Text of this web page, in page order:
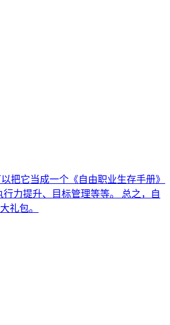
把它当成一个《自由职业生存手册》
力提升、目标管理等等。 总之，自
礼包。